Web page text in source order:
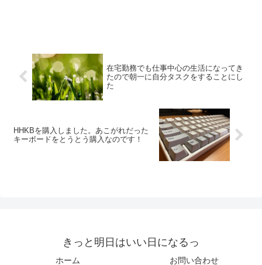
在宅勤務でも仕事中心の生活になってき
たので朝一に自分タスクをすることにし
た
HHKBを購入しました。あこがれだった
キーボードをとうとう購入なのです！
きっと明日はいい日になるっ
ホーム お問い合わせ